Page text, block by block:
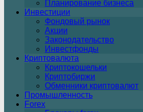
Планирование бизнеса
Инвестиции
Фондовый рынок
Акции
Законодательство
Инвестфонды
Криптовалюта
Криптокошельки
Криптобиржи
Обменники криптовалют
Промышленность
Forex